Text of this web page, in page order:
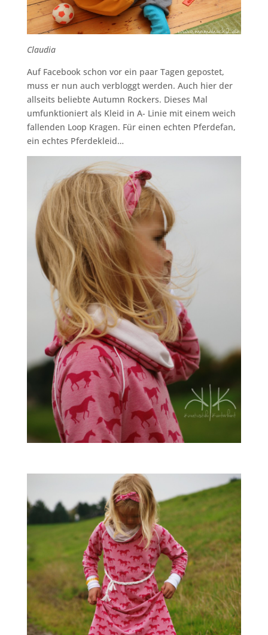
Claudia
Auf Facebook schon vor ein paar Tagen gepostet,
muss er nun auch verbloggt werden. Auch hier der
allseits beliebte Autumn Rockers. Dieses Mal
umfunktioniert als Kleid in A- Linie mit einem weich
fallenden Loop Kragen. Für einen echten Pferdefan,
ein echtes Pferdekleid…